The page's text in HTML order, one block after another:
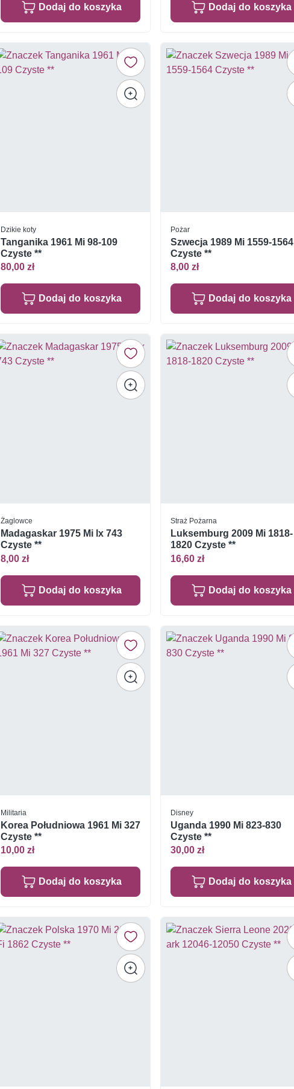
Dodaj do koszyka Dodaj do koszyka
Dzikie koty
Tanganika 1961 Mi 98-109
Czyste **
80,00 zł
Dodaj do koszyka
Pożar
Szwecja 1989 Mi 1559-1564
Czyste **
8,00 zł
Dodaj do koszyka
Żaglowce
Madagaskar 1975 Mi lx 743
Czyste **
8,00 zł
Dodaj do koszyka
Straż Pożarna
Luksemburg 2009 Mi 1818-
1820 Czyste **
16,60 zł
Dodaj do koszyka
Militaria
Korea Południowa 1961 Mi 327
Czyste **
10,00 zł
Dodaj do koszyka
Disney
Uganda 1990 Mi 823-830
Czyste **
30,00 zł
Dodaj do koszyka